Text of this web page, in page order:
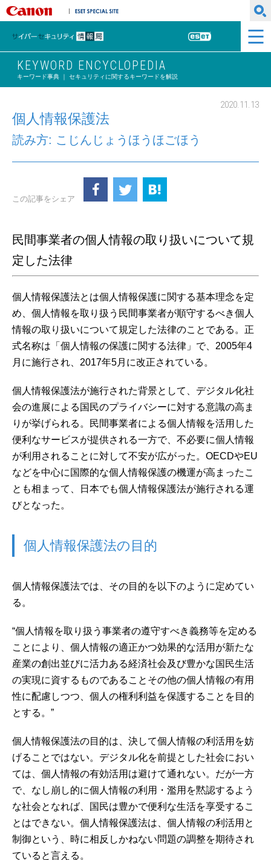
キヤノンマーケティングジャパン株式会社
サイバーセキュリティ情報局
ESET
KEYWORD ENCYCLOPEDIA
キーワード事典 ｜ セキュリティに関するキーワードを解説
2020.11.13
個人情報保護法
読み方: こじんじょうほうほごほう
この記事をシェア
民間事業者の個人情報の取り扱いについて規
定した法律
個人情報保護法とは個人情報保護に関する基本理念を定
め、個人情報を取り扱う民間事業者が順守するべき個人
情報の取り扱いについて規定した法律のことである。正
式名称は「個人情報の保護に関する法律」で、2005年4
月に施行され、2017年5月に改正されている。
個人情報保護法が施行された背景として、デジタル化社
会の進展による国民のプライバシーに対する意識の高ま
りが挙げられる。民間事業者による個人情報を活用した
便利なサービスが提供される一方で、不必要に個人情報
が利用されることに対して不安が広がった。OECDやEU
などを中心に国際的な個人情報保護の機運が高まったこ
とも相まって、日本でも個人情報保護法が施行される運
びとなった。
個人情報保護法の目的
個人情報保護法では、その目的を以下のように定めてい
る。
“個人情報を取り扱う事業者の遵守すべき義務等を定める
ことにより、個人情報の適正かつ効果的な活用が新たな
産業の創出並びに活力ある経済社会及び豊かな国民生活
の実現に資するものであることその他の個人情報の有用
性に配慮しつつ、個人の権利利益を保護することを目的
とする。”
個人情報保護法の目的は、決して個人情報の利活用を妨
げることではない。デジタル化を前提とした社会におい
ては、個人情報の有効活用は避けて通れない。だが一方
で、なし崩し的に個人情報の利用・濫用を黙認するよう
な社会となれば、国民は豊かで便利な生活を享受するこ
とはできない。個人情報保護法は、個人情報の利活用と
制御という、時に相反しかねない問題の調整を期待され
ていると言える。